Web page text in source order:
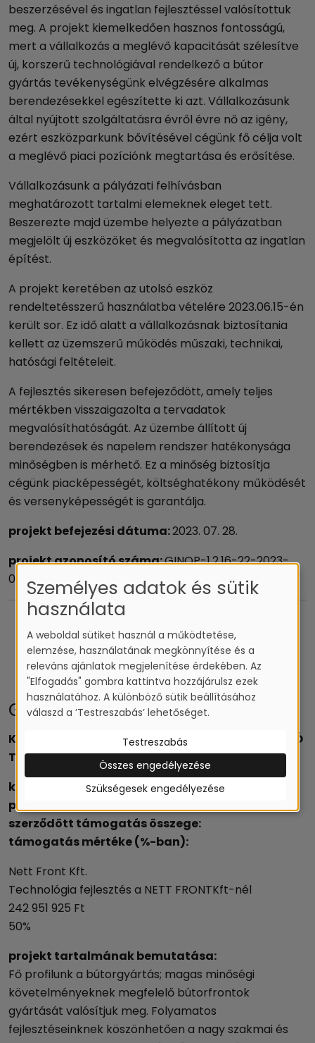
beszerzésével és ingatlan fejlesztéssel valósítottuk
meg. A projekt kiemelkedően hasznos fontosságú,
mert a vállalkozás a meglévő kapacitását szélesítve
új, korszerű technológiával rendelkező a bútor
gyártás tevékenységünk elvégzésére alkalmas
berendezésekkel egészítette ki azt. Vállalkozásunk
által nyújtott szolgáltatásra évről évre nő az igény,
ezért eszközparkunk bővítésével cégünk fő célja volt
a meglévő piaci pozíciónk megtartása és erősítése.
Vállalkozásunk a pályázati felhívásban
meghatározott tartalmi elemeknek eleget tett.
Beszerezte majd üzembe helyezte a pályázatban
megjelölt új eszközöket és megvalósította az ingatlan
építést.
A projekt keretében az utolsó eszköz
rendeltetésszerű használatba vételére 2023.06.15-én
került sor. Ez idő alatt a vállalkozásnak biztosítania
kellett az üzemszerű működés műszaki, technikai,
hatósági feltételeit.
A fejlesztés sikeresen befejeződött, amely teljes
mértékben visszaigazolta a tervadatok
megvalósíthatóságát. Az üzembe állított új
berendezések és napelem rendszer hatékonysága
minőségben is mérhető. Ez a minőség biztosítja
cégünk piacképességét, költséghatékony működését
és versenyképességét is garantálja.
projekt befejezési dátuma:2023. 07. 28.
projekt azonosító száma:GINOP-1.2.16-22-2023-
04121
GINOP-1.2.1-16
KÖSZÖNJÜK A MAGYAR ÁLLAM ÉS AZ EURÓPAI UNIÓ
TÁMOGATÁSÁT
kedvezményezett neve:
projekt címe:
szerződött támogatás összege:
támogatás mértéke (%-ban):
Nett Front Kft.
Technológia fejlesztés a NETT FRONTKft-nél
242 951 925 Ft
50%
projekt tartalmának bemutatása:
Fő profilunk a bútorgyártás; magas minőségi
követelményeknek megfelelő bútorfrontok
gyártását valósítjuk meg. Folyamatos
fejlesztéseinknek köszönhetően a nagy szakmai és
Személyes adatok és sütik
használata
A weboldal sütiket használ a működtetése,
elemzése, használatának megkönnyítése és a
releváns ajánlatok megjelenítése érdekében. Az
"Elfogadás" gombra kattintva hozzájárulsz ezek
használatához. A különböző sütik beállításához
válaszd a ’Testreszabás’ lehetőséget.
Testreszabás
Szükségesek engedélyezése
Összes engedélyezése